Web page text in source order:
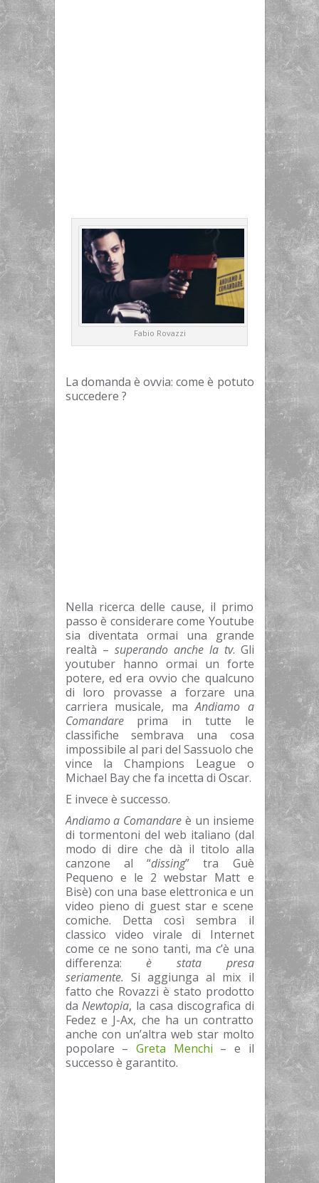
Fabio Rovazzi
La domanda è ovvia: come è potuto
succedere ?
Nella ricerca delle cause, il primo
passo è considerare come Youtube
sia diventata ormai una grande
realtà – superando anche la tv. Gli
youtuber hanno ormai un forte
potere, ed era ovvio che qualcuno
di loro provasse a forzare una
carriera musicale, maAndiamo a
Comandareprima in tutte le
classifiche sembrava una cosa
impossibile al pari del Sassuolo che
vince la Champions League o
Michael Bay che fa incetta di Oscar.
E invece è successo.
Andiamo a Comandare è un insieme
di tormentoni del web italiano (dal
modo di dire che dà il titolo alla
canzone al “dissing” tra Guè
Pequeno e le 2 webstar Matt e
Bisè) con una base elettronica e un
video pieno di guest star e scene
comiche. Detta così sembra il
classico video virale di Internet
come ce ne sono tanti, ma c’è una
differenza: è stata presa
seriamente. Si aggiunga al mix il
fatto che Rovazzi è stato prodotto
daNewtopia, la casa discografica di
Fedez e J-Ax, che ha un contratto
anche con un’altra web star molto
popolare – Greta Menchi – e il
successo è garantito.